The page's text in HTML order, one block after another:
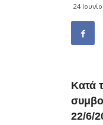
24
Κατά
22/6/